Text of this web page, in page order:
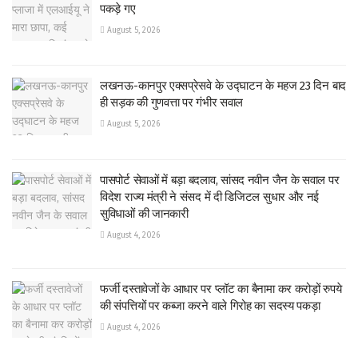
पकड़े गए
August 5, 2026
लखनऊ-कानपुर एक्सप्रेसवे के उद्घाटन के महज 23 दिन बाद
ही सड़क की गुणवत्ता पर गंभीर सवाल
August 5, 2026
पासपोर्ट सेवाओं में बड़ा बदलाव, सांसद नवीन जैन के सवाल पर
विदेश राज्य मंत्री ने संसद में दी डिजिटल सुधार और नई
सुविधाओं की जानकारी
August 4, 2026
फर्जी दस्तावेजों के आधार पर प्लॉट का बैनामा कर करोड़ों रुपये
की संपत्तियों पर कब्जा करने वाले गिरोह का सदस्य पकड़ा
August 4, 2026